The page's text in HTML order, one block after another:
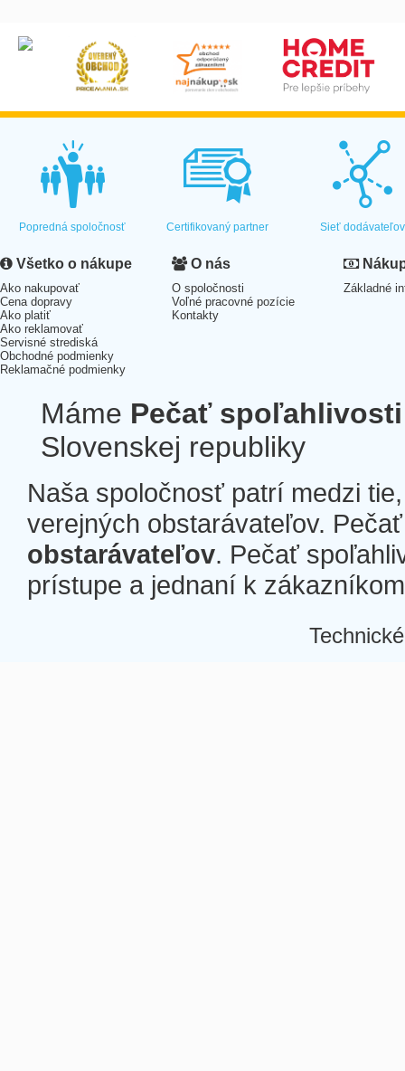
Popredná spoločnosť Certifikovaný partner Sieť dodávateľov
Všetko o nákupe
Ako nakupovať
Cena dopravy
Ako platiť
Ako reklamovať
Servisné strediská
Obchodné podmienky
Reklamačné podmienky
O nás
O spoločnosti
Voľné pracovné pozície
Kontakty
Základné
Máme Pečať spoľahlivosti
Slovenskej republiky
Naša spoločnosť patrí medzi
verejných obstarávateľov.
obstarávateľov. Pečať
prístupe a jednaní k